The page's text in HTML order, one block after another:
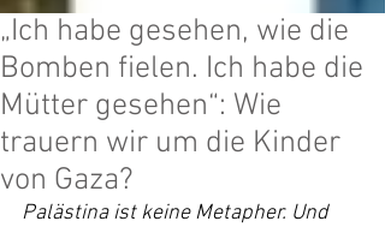
„Ich habe gesehen, wie die
Bomben fielen. Ich habe die
Mütter gesehen“: Wie
trauern wir um die Kinder
von Gaza?
Palästina ist keine Metapher. Und